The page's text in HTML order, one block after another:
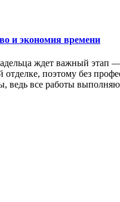
и экономия времени
ждет важный этап
поэтому без
ведь все работы